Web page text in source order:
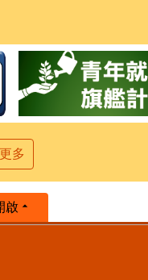
更多
啟